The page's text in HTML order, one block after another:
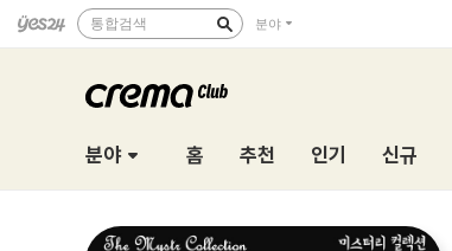
통합검색 분야
분야 홈 추천 인기 신규